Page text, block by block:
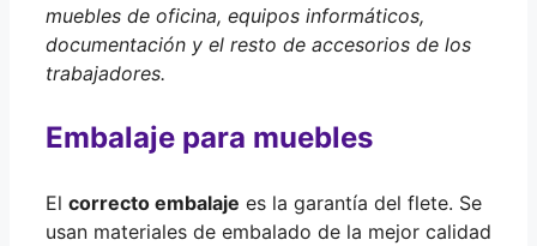
muebles de oficina, equipos informáticos,
documentación y el resto de accesorios de los
trabajadores.
Embalaje para muebles
El correcto embalaje es la garantía del flete. Se
usan materiales de embalado de la mejor calidad